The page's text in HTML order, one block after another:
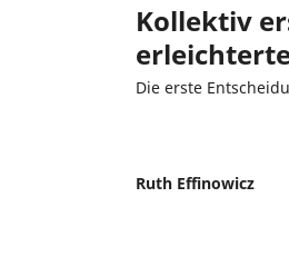
Kollektiv
Die erste
Ruth Effinowicz